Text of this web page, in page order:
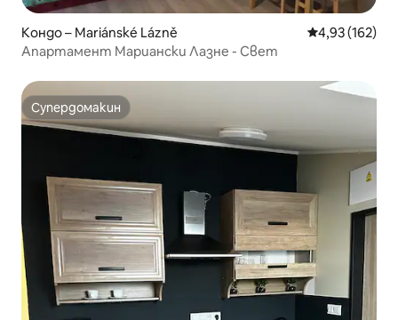
Кондо – Mariánské Lázně Средна
4,93 (162)
Апартамент Мариански Лазне - Свет
Супердомакин
Супердомакин